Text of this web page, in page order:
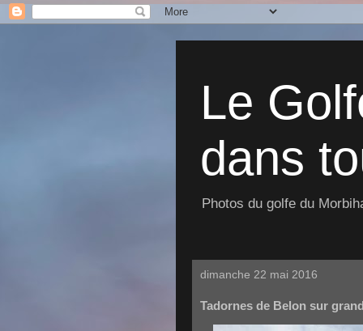
Le
dans
Photos du golfe du
dimanche 22 mai 2016
Tadornes de Belon sur